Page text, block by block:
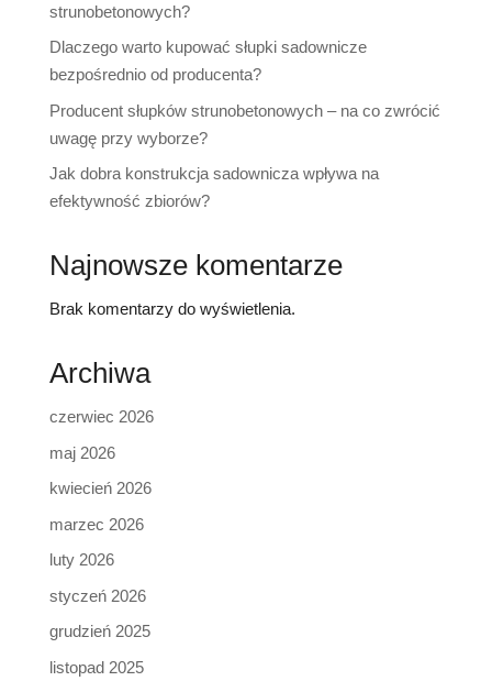
strunobetonowych?
Dlaczego warto kupować słupki sadownicze
bezpośrednio od producenta?
Producent słupków strunobetonowych – na co zwrócić
uwagę przy wyborze?
Jak dobra konstrukcja sadownicza wpływa na
efektywność zbiorów?
Najnowsze komentarze
Brak komentarzy do wyświetlenia.
Archiwa
czerwiec 2026
maj 2026
kwiecień 2026
marzec 2026
luty 2026
styczeń 2026
grudzień 2025
listopad 2025